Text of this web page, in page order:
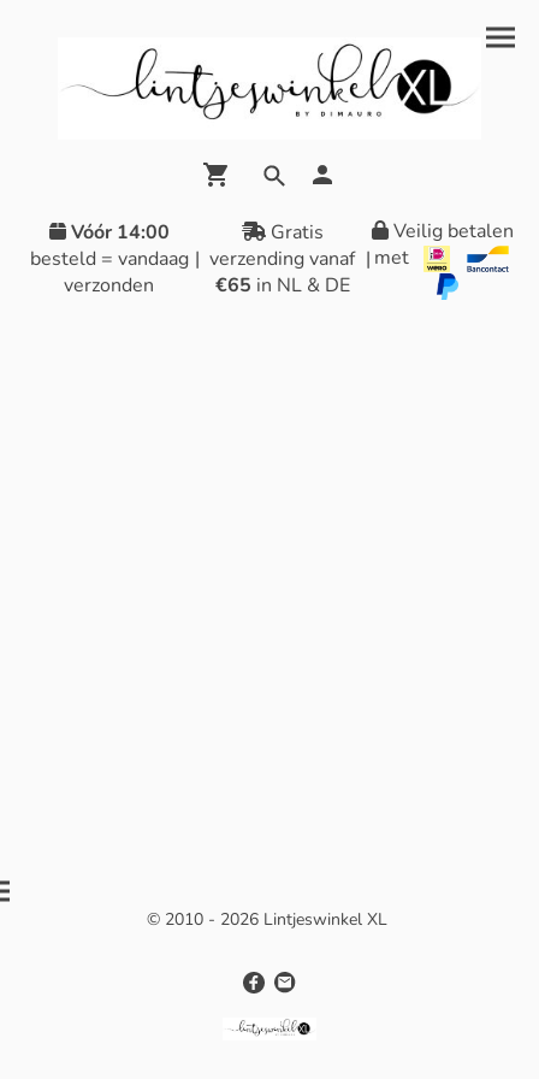
Vóór 14:00
besteld = vandaag
verzonden
|
Gratis
verzending vanaf
€65 in NL & DE
|
Veilig betalen
met
© 2010 - 2026 Lintjeswinkel XL